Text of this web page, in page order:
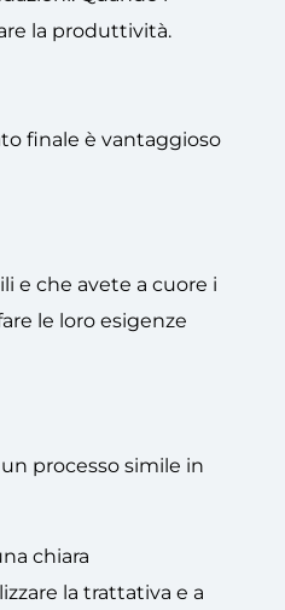
la produttività.
finale è vantaggioso
e che avete a cuore i
le loro esigenze
processo simile in
chiara
la trattativa e a